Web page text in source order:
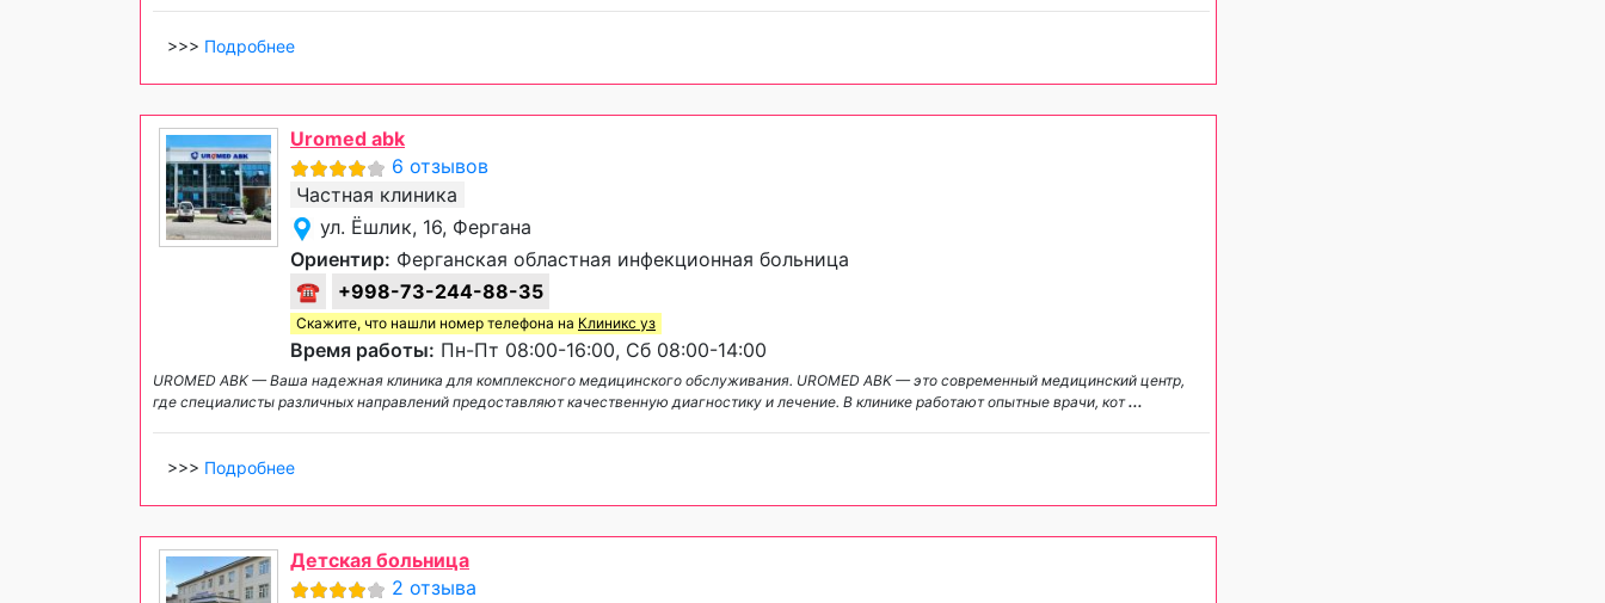
>>> Подробнее
Uromed abk
6 отзывов
Частная клиника
ул. Ёшлик, 16, Фергана
Ориентир: Ферганская областная инфекционная больница
☎
+998-73-244-88-35
Скажите, что нашли номер телефона на Клиникс уз
Время работы: Пн-Пт 08:00-16:00, Сб 08:00-14:00
UROMED ABK — Ваша надежная клиника для комплексного медицинского обслуживания. UROMED ABK — это современный медицинский центр,
где специалисты различных направлений предоставляют качественную диагностику и лечение. В клинике работают опытные врачи, кот...
>>> Подробнее
Детская больница
2 отзыва